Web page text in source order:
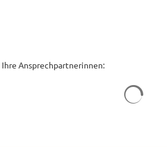
Ihre Ansprechpartnerinnen: